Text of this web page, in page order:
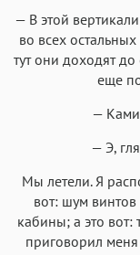
— В этой
во всех
тут они доходят
еще
—
— Э,
Мы летели. Я
вот: шум винтов
кабины; а это
приговорил меня